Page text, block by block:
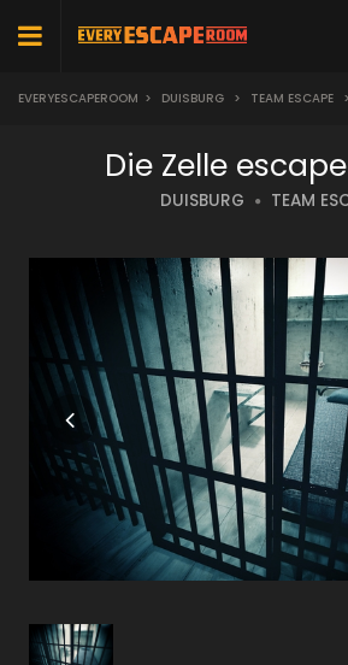
EVERYESCAPEROOM > DUISBURG > TEAM ESCAPE >
Die Zelle
DUISBURG TEAM